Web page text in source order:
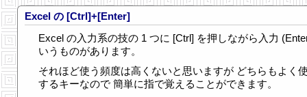
Excel の [Ctrl]+[Enter]
Excel の入力系の技の 1 つに [Ctrl] を押しながら入力
いうものがあります。
それほど使う頻度は高くないと思いますが どちらもよく
するキーなので 簡単に指で覚えることができます。